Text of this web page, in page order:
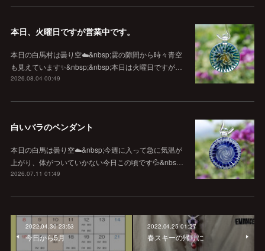
本日、火曜日ですが営業中です。
本日の白馬村は曇り空☁️&nbsp;雲の隙間から時々青空
も見えています✨&nbsp;&nbsp;本日は火曜日ですが…
2026.08.04 00:49
白いバラのペンダント
本日の白馬は曇り空☁️&nbsp;今週に入って急に気温が
上がり、体がついていかない今日この頃です💦&nbs…
2026.07.11 01:49
2022.04.30 23:53
今日から5月
2022.04.25 01:27
春スキーの帰りに